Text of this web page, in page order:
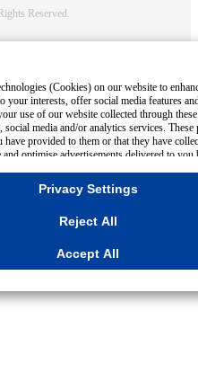
Reserved.
(Cookies) on our website to
your interests, offer social media features
use of our website collected through
media and/or analytics services. These
have provided to them or that they have
optimise advertisements delivered to you
please click "Accept All". To select
You can change your consent or rejection
of personal information including
Privacy Settings
Reject All
Accept All